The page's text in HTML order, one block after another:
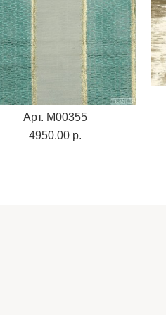
Арт. M00355
4950.00 p.